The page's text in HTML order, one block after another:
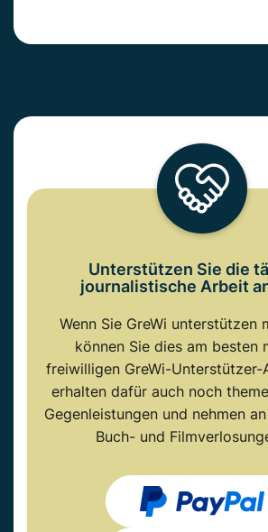
Unterstützen Sie die
journalistische Arbeit
Wenn Sie GreWi unterstützen
können Sie dies am besten
freiwilligen GreWi-Unterstützer-
erhalten dafür auch noch
Gegenleistungen und nehmen
Buch- und